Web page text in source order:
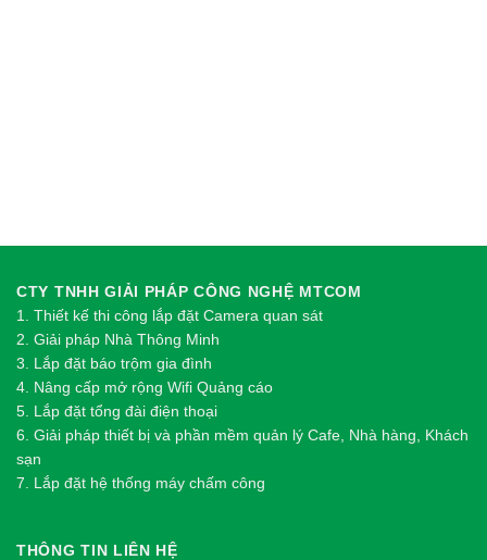
CTY TNHH GIẢI PHÁP CÔNG NGHỆ MTCOM
1. Thiết kế thi công lắp đặt Camera quan sát
2. Giải pháp Nhà Thông Minh
3. Lắp đặt báo trộm gia đình
4. Nâng cấp mở rộng Wifi Quảng cáo
5. Lắp đặt tổng đài điện thoại
6. Giải pháp thiết bị và phần mềm quản lý Cafe, Nhà hàng, Khách
sạn
7. Lắp đặt hệ thống máy chấm công
THÔNG TIN LIÊN HỆ